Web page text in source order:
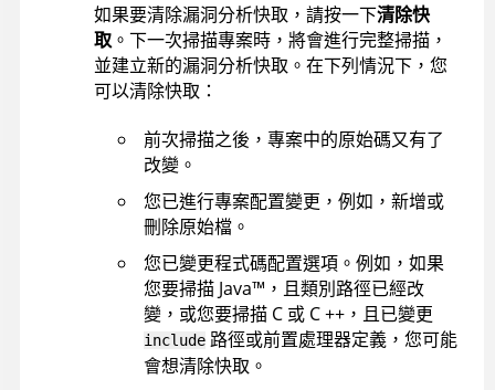
如果要清除漏洞分析快取，請按一下清除快
取 。下一次掃描專案時，將會進行完整掃描，
並建立新的漏洞分析快取。在下列情況下，您
可以清除快取：
前次掃描之後，專案中的原始碼又有了
改變。
您已進行專案配置變更，例如，新增或
刪除原始檔。
您已變更程式碼配置選項。例如，如果
您要掃描 Java™ ，且類別路徑已經改
變，或您要掃描 C 或 C ++，且已變更
include 路徑或前置處理器定義，您可能
會想清除快取。